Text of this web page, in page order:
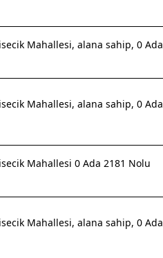
Mahallesi, alana sahip, 0 Ada
Mahallesi, alana sahip, 0 Ada
Mahallesi 0 Ada 2181 Nolu
Mahallesi, alana sahip, 0 Ada